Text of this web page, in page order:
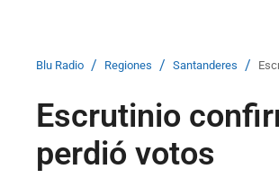
Blu Radio / Regiones / Santanderes /
Escrutinio
perdió votos